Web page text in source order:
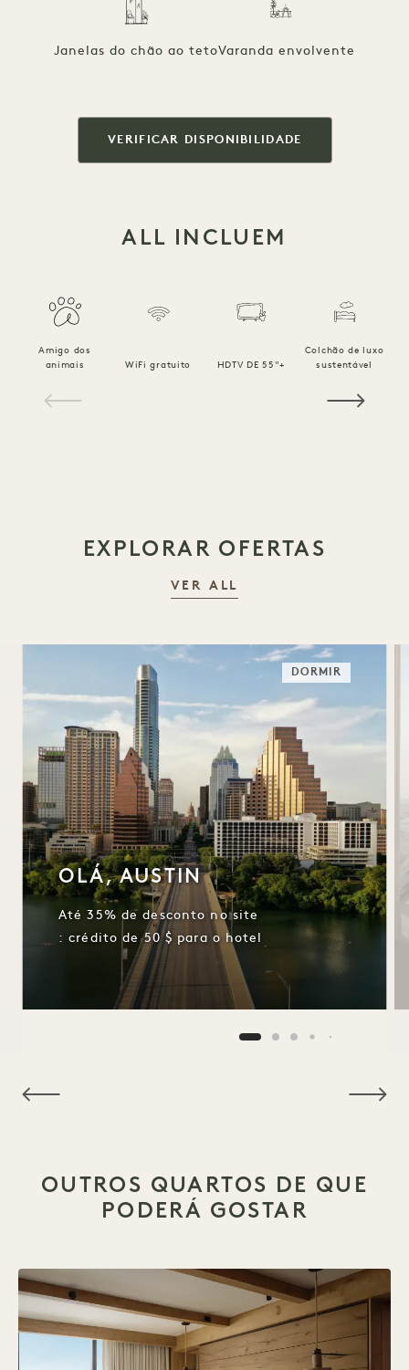
Janelas do chão ao tetoVaranda envolvente
VERIFICAR DISPONIBILIDADE
ALL INCLUEM
Amigo dos
animais
WiFi gratuito HDTV DE 55"+
Colchão de luxo
sustentável
EXPLORAR OFERTAS
VER ALL
DORMIR
OLÁ, AUSTIN
Até 35% de desconto no site
: crédito de 50 $ para o hotel
OUTROS QUARTOS DE QUE
PODERÁ GOSTAR